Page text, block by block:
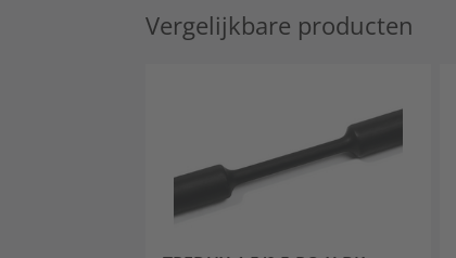
Vergelijkbare producten